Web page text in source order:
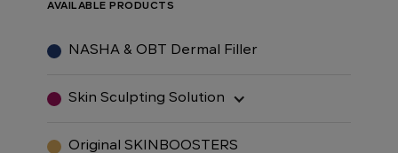
AVAILABLE PRODUCTS
NASHA & OBT Dermal Filler
Skin Sculpting Solution
Original SKINBOOSTERS